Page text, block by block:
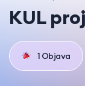
KUL
1 Objava